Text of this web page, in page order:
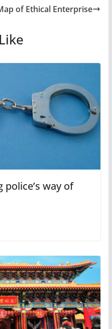
of Ethical Enterprise
police’s way of